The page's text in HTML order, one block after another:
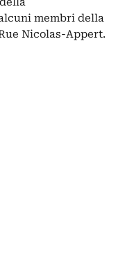
membri della
Nicolas-Appert.